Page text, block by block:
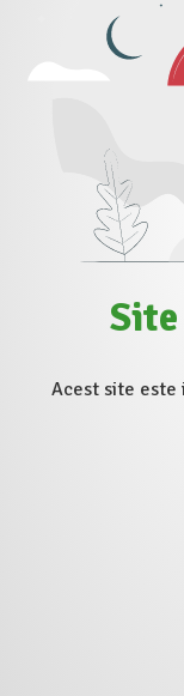
Acest site este